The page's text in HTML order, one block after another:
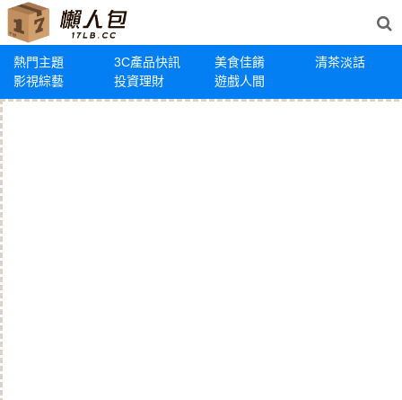
熱門主題 3C產品快訊 美食佳餚
清茶淡話
影視綜藝
投資理財 遊戲人間